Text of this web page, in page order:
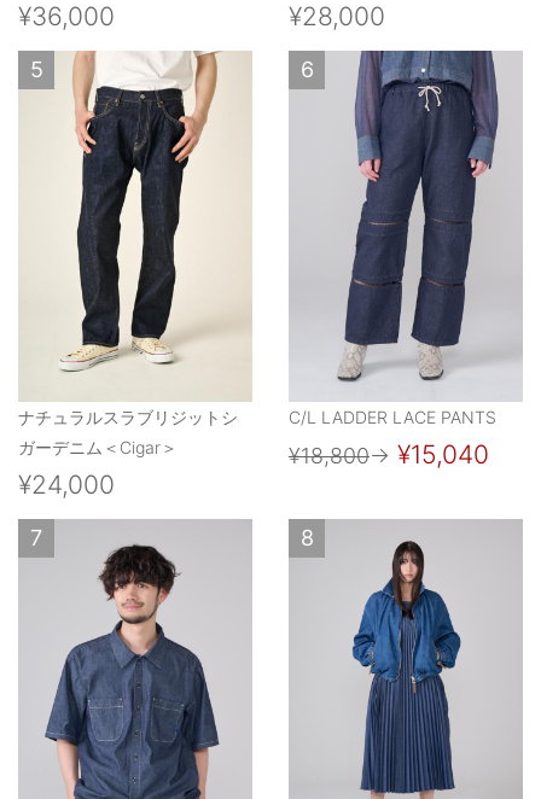
¥36,000 ¥28,000
5
ナチュラルスラブリジットシ
ガーデニム＜Cigar＞
¥24,000
6
C/L LADDER LACE PANTS
¥18,800→ ¥15,040
7 8